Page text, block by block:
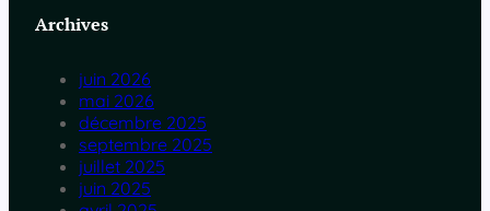
Archives
juin 2026
mai 2026
décembre 2025
septembre 2025
juillet 2025
juin 2025